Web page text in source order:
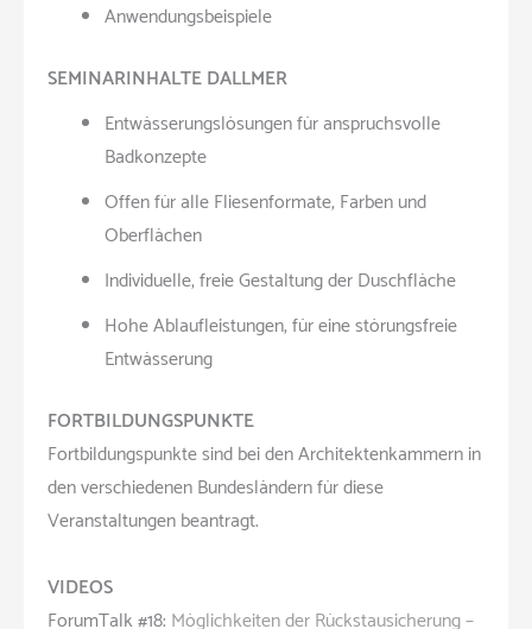
Anwendungsbeispiele
SEMINARINHALTE DALLMER
Entwässerungslösungen für anspruchsvolle
Badkonzepte
Offen für alle Fliesenformate, Farben und
Oberflächen
Individuelle, freie Gestaltung der Duschfläche
Hohe Ablaufleistungen, für eine störungsfreie
Entwässerung
FORTBILDUNGSPUNKTE
Fortbildungspunkte sind bei den Architektenkammern in
den verschiedenen Bundesländern für diese
Veranstaltungen beantragt.
VIDEOS
ForumTalk #18: Möglichkeiten der Rückstausicherung –